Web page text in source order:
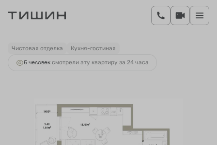
1-комнатная 45.56 м 7 881 880 руб.
Ипотекаот 33 407 руб.
Чистовая отделка Кухня-гостиная
5 человек смотрели эту квартиру за 24 часа